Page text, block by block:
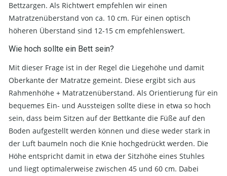
Bettzargen. Als Richtwert empfehlen wir einen
Matratzenüberstand von ca. 10 cm. Für einen optisch
höheren Überstand sind 12-15 cm empfehlenswert.
Wie hoch sollte ein Bett sein?
Mit dieser Frage ist in der Regel die Liegehöhe und damit
Oberkante der Matratze gemeint. Diese ergibt sich aus
Rahmenhöhe + Matratzenüberstand. Als Orientierung für ein
bequemes Ein- und Aussteigen sollte diese in etwa so hoch
sein, dass beim Sitzen auf der Bettkante die Füße auf den
Boden aufgestellt werden können und diese weder stark in
der Luft baumeln noch die Knie hochgedrückt werden. Die
Höhe entspricht damit in etwa der Sitzhöhe eines Stuhles
und liegt optimalerweise zwischen 45 und 60 cm. Dabei